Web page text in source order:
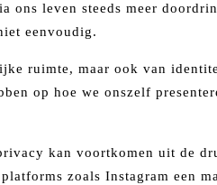
ons leven steeds meer
eenvoudig.
ruimte, maar ook van
op hoe we onszelf
kan voortkomen uit de
zoals Instagram een